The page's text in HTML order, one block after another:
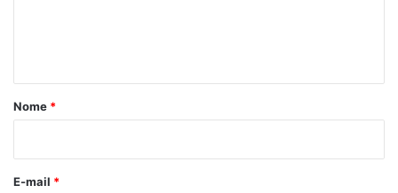
r
*
Nome *
E-mail *